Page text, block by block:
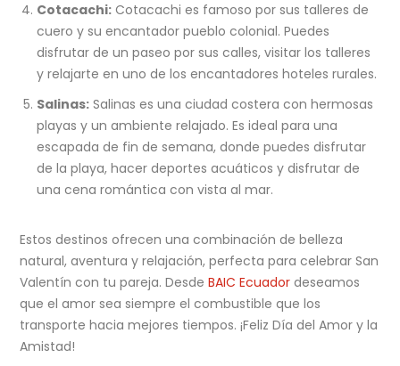
Cotacachi:Cotacachi es famoso por sus talleres de
cuero y su encantador pueblo colonial. Puedes
disfrutar de un paseo por sus calles, visitar los talleres
y relajarte en uno de los encantadores hoteles rurales.
Salinas:Salinas es una ciudad costera con hermosas
playas y un ambiente relajado. Es ideal para una
escapada de fin de semana, donde puedes disfrutar
de la playa, hacer deportes acuáticos y disfrutar de
una cena romántica con vista al mar.
Estos destinos ofrecen una combinación de belleza
natural, aventura y relajación, perfecta para celebrar San
Valentín con tu pareja. DesdeBAIC Ecuador deseamos
que el amor sea siempre el combustible que los
transporte hacia mejores tiempos. ¡Feliz Día del Amor y la
Amistad!